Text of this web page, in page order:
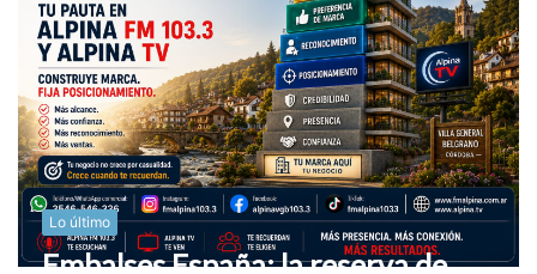
Lo último
Embalses España: la reserva de